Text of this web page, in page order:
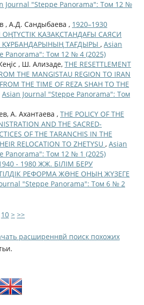
Journal "Steppe Panorama": Том 12 №
, А.Д. Сандыбаева , 1920–1930
ҚАЗАҚСТАНДАҒЫ САЯСИ
ҚҰРБАНДАРЫНЫҢ ТАҒДЫРЫ , Asian
Panorama": Том 12 № 4 (2025)
, Ш. Ализаде, THE RESETTLEMENT
THE MANGISTAU REGION TO IRAN
THE TIME OF REZA SHAH TO THE
Asian Journal "Steppe Panorama": Том
А. Ахантаева , THE POLICY OF THE
AND THE SACRED-
OF THE TARANCHIS IN THE
RELOCATION TO ZHETYSU , Asian
Panorama": Том 12 № 1 (2025)
- 1980 ЖЖ. БІЛІМ БЕРУ
РЕФОРМА ЖƏНЕ ОНЫҢ ЖҮЗЕГЕ
"Steppe Panorama": Том 6 № 2
10 > >>
расширеннвй поиск похожих